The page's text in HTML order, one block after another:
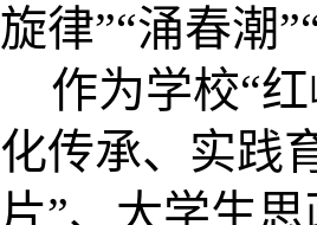
旋律”“涌春潮
作为学校“红
化传承、实践
片”、大学生